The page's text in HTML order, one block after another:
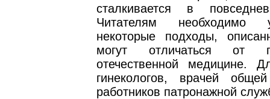
сталкивается в
Читателям необходимо
некоторые подходы,
могут отличаться от
отечественной медицине.
гинекологов, врачей
работников патронажной